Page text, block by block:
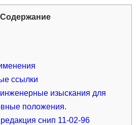
Содержание
ссылки
изыскания для
положения.
снип 11-02-96